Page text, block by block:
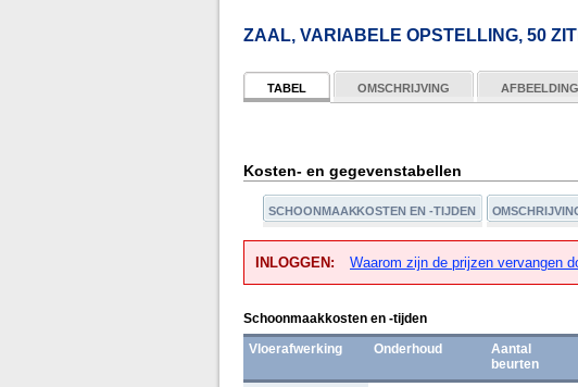
ZAAL, VARIABELE OPSTELLING, 50
TABEL OMSCHRIJVING
Kosten- en gegevenstabellen
SCHOONMAAKKOSTEN EN -TIJDEN
INLOGGEN: Waarom zijn de prijzen vervangen
Schoonmaakkosten en -tijden
Vloerafwerking
Onderhoud
Aantal
beurten